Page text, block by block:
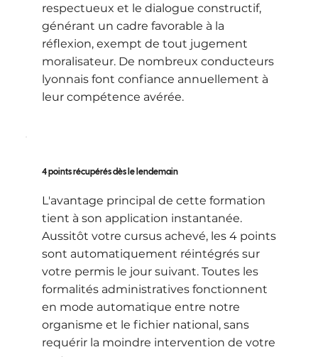
respectueux et le dialogue constructif,
générant un cadre favorable à la
réflexion, exempt de tout jugement
moralisateur. De nombreux conducteurs
lyonnais font confiance annuellement à
leur compétence avérée.
4 points récupérés dès le lendemain
L'avantage principal de cette formation
tient à son application instantanée.
Aussitôt votre cursus achevé, les 4 points
sont automatiquement réintégrés sur
votre permis le jour suivant. Toutes les
formalités administratives fonctionnent
en mode automatique entre notre
organisme et le fichier national, sans
requérir la moindre intervention de votre